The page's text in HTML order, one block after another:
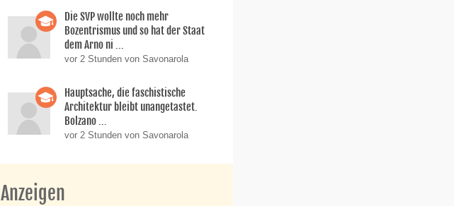
Die SVP wollte noch mehr
Bozentrismus und so hat der Staat
dem Arno ni ...
vor 2 Stunden von Savonarola
Hauptsache, die faschistische
Architektur bleibt unangetastet.
Bolzano ...
vor 2 Stunden von Savonarola
Anzeigen